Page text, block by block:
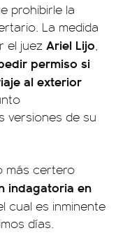
prohibirle la
La medida
el juez Ariel Lijo,
permiso si
al exterior
versiones de su
más certero
indagatoria en
cual es inminente
días.